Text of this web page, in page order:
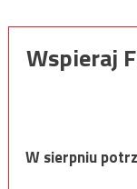
Wspieraj
W sierpniu